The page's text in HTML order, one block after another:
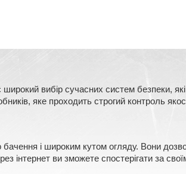
вибір сучасних систем безпеки, які
яке проходить строгий контроль
бачення і широким кутом огляду. Вони
інтернет ви зможете спостерігати за